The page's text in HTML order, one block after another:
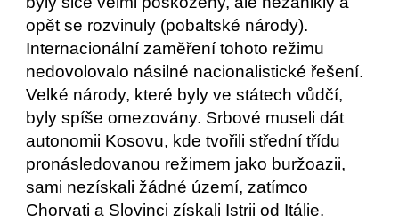
opět se rozvinuly (pobaltské národy).
Internacionální zaměření tohoto režimu
nedovolovalo násilné nacionalistické řešení.
Velké národy, které byly ve státech vůdčí,
byly spíše omezovány. Srbové museli dát
autonomii Kosovu, kde tvořili střední třídu
pronásledovanou režimem jako buržoazii,
sami nezískali žádné území, zatímco
Chorvati a Slovinci získali Istrii od Itálie.